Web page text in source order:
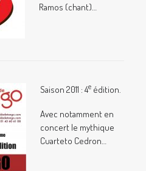
Ramos (chant)…
Saison 2011 : 4e édition.
Avec notamment en
concert le mythique
Cuarteto Cedron…